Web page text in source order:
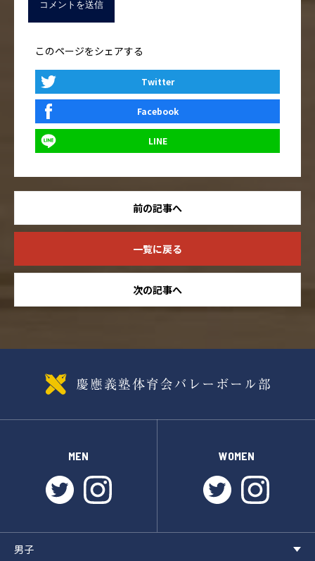
このページをシェアする
Twitter
Facebook
LINE
前の記事へ
一覧に戻る
次の記事へ
MEN
twitterinstagram
WOMEN
twitter
男子